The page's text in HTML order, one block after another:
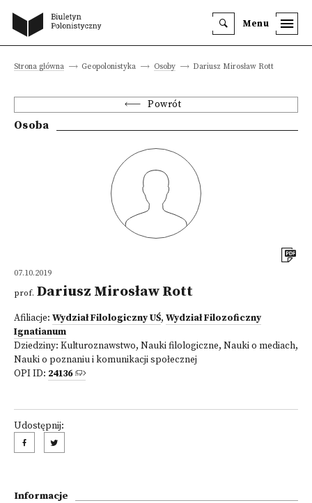
Menu
Strona główna Geopolonistyka Osoby Dariusz Mirosław Rott
Powrót
Osoba
07.10.2019
prof. Dariusz Mirosław Rott
Afiliacje: Wydział Filologiczny UŚ, Wydział Filozoficzny
Ignatianum
Dziedziny: Kulturoznawstwo, Nauki filologiczne, Nauki o mediach,
Nauki o poznaniu i komunikacji społecznej
OPI ID: 24136
Udostępnij:
Informacje